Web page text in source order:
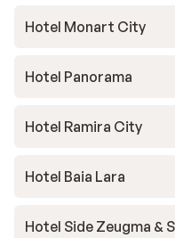
Hotel Monart City
Hotel Panorama
Hotel Ramira City
Hotel Baia Lara
Hotel Side Zeugma &